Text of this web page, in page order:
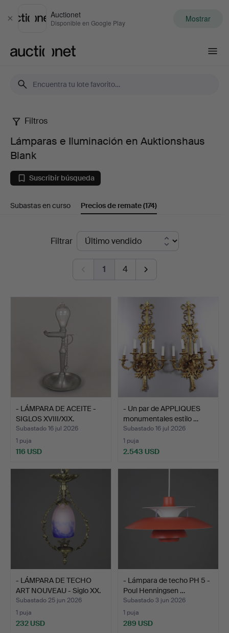
Cerrar
Auctionet
Disponible en Google Play Mostrar
Lámparas
Iluminación
en
Filtros
Lámparas e Iluminación en Auktionshaus
Blank
Suscribir búsqueda
Subastas en curso Precios de remate(174)
Filtrar
1 4
- LÁMPARA DE ACEITE -
SIGLOS XVIII/XIX.
Subastado 16 jul 2026
1 puja
116 USD
- Un par de APPLIQUES
monumentales estilo …
Subastado 16 jul 2026
1 puja
2.543 USD
- LÁMPARA DE TECHO
ART NOUVEAU - Siglo XX.
Subastado 25 jun 2026
1 puja
232 USD
- Lámpara de techo PH 5 -
Poul Henningsen …
Subastado 3 jun 2026
1 puja
289 USD